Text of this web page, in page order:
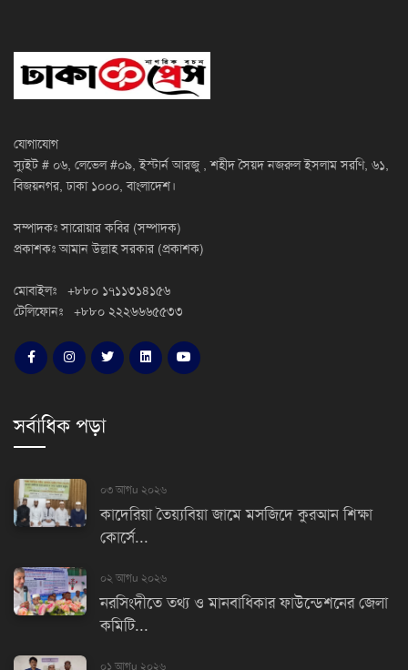
যোগাযোগ
স্যুইট # ০৬, লেভেল #০৯, ইস্টার্ন আরজু , শহীদ সৈয়দ নজরুল ইসলাম সরণি, ৬১,
বিজয়নগর, ঢাকা ১০০০, বাংলাদেশ।
সম্পাদকঃ সারোয়ার কবির (সম্পাদক)
প্রকাশকঃ আমান উল্লাহ সরকার (প্রকাশক)
মোবাইলঃ +৮৮০ ১৭১১৩১৪১৫৬
টেলিফোনঃ +৮৮০ ২২২৬৬৬৫৫৩৩
সর্বাধিক পড়া
০৩ আগu ২০২৬
কাদেরিয়া তৈয়্যবিয়া জামে মসজিদে কুরআন শিক্ষা
কোর্সে...
০২ আগu ২০২৬
নরসিংদীতে তথ্য ও মানবাধিকার ফাউন্ডেশনের জেলা
কমিটি...
০১ আগu ২০২৬